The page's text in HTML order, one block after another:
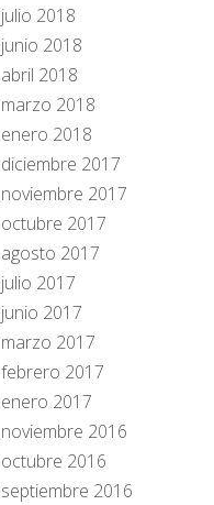
julio 2018
junio 2018
abril 2018
marzo 2018
enero 2018
diciembre 2017
noviembre 2017
octubre 2017
agosto 2017
julio 2017
junio 2017
marzo 2017
febrero 2017
enero 2017
noviembre 2016
octubre 2016
septiembre 2016